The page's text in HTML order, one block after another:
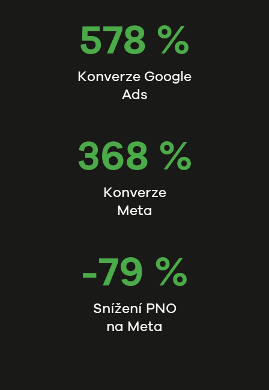
578 %
Konverze Google
Ads
368 %
Konverze
Meta
-79 %
Snížení PNO
na Meta